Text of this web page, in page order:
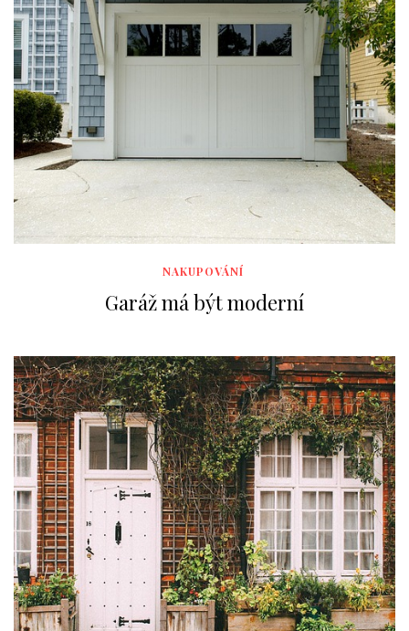
NAKUPOVÁNÍ
Garáž má být moderní